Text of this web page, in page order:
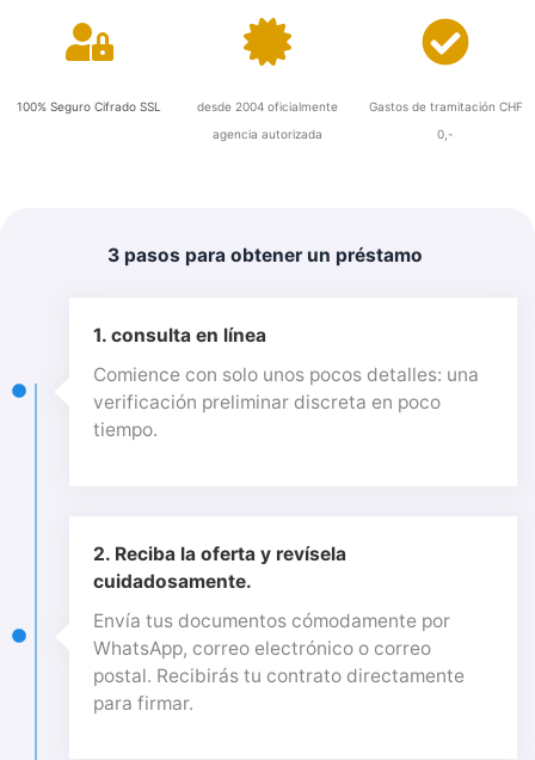
100% Seguro Cifrado SSL
desde 2004 oficialmente
agencia autorizada
Gastos de tramitación CHF
0,-
3 pasos para obtener un préstamo
1. consulta en línea
Comience con solo unos pocos detalles: una
verificación preliminar discreta en poco
tiempo.
2. Reciba la oferta y revísela
cuidadosamente.
Envía tus documentos cómodamente por
WhatsApp, correo electrónico o correo
postal. Recibirás tu contrato directamente
para firmar.